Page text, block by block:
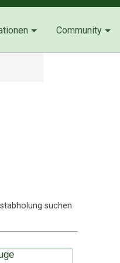
Community
suchen